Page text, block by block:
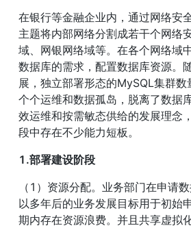
在银行等金融企业内，通过网络安
主题将内部网络分割成若干个网络
域、网银网络域等。在各个网络域
数据库的需求，配置数据库资源。
展，独立部署形态的MySQL集群
个个运维和数据孤岛，脱离了数据
效运维和按需敏态供给的发展理念
段中存在不少能力短板。
1.部署建设阶段
（1）资源分配。业务部门在申请
以多年后的业务发展目标用于初始
期内存在资源浪费。并且共享虚拟